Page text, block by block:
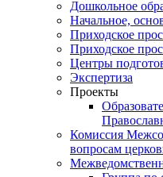
Дошкольное
Начальное,
Приходское
Приходское
Центры
Экспертиза
Проекты
Комиссия
вопросам